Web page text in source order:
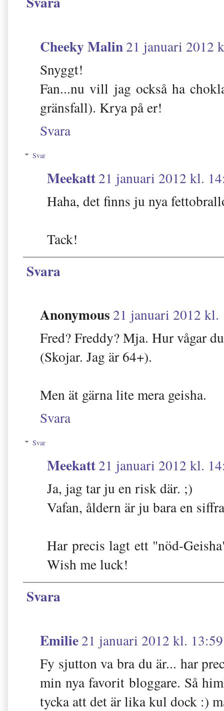
Cheeky Malin21 januari 2012
Snyggt!
Fan...nu vill jag också ha
gränsfall). Krya på er!
Svara
Svar
Meekatt21 januari 2012 kl.
Haha, det finns ju nya
Tack!
Svara
Anonymous 21 januari 2012 kl.
Fred? Freddy? Mja. Hur vågar
(Skojar. Jag är 64+).
Men ät gärna lite mera geisha.
Svara
Svar
Meekatt21 januari 2012 kl.
Ja, jag tar ju en risk där. ;)
Vafan, åldern är ju bara en
Har precis lagt ett "nöd-
Wish me luck!
Svara
Emilie21 januari 2012 kl. 13:59
Fy sjutton va bra du är... har
min nya favorit bloggare. Så
tycka att det är lika kul dock :)